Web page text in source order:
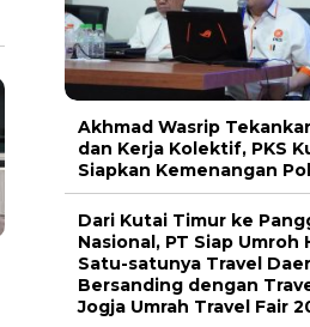
Akhmad Wasrip
dan Kerja Kolektif, PKS
Siapkan Kemenangan
Dari Kutai Timur ke
Nasional, PT Siap Umroh
Satu-satunya Travel
Bersanding dengan
Jogja Umrah Travel Fair